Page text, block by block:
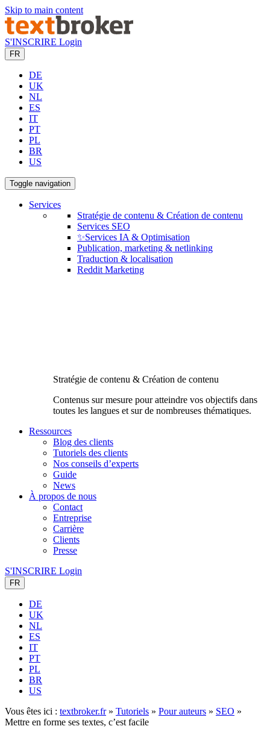
Skip to main content
S'INSCRIRE Login
FR
DE
UK
NL
ES
IT
PT
PL
BR
US
Toggle navigation
Services
Stratégie de contenu & Création de contenu
Services SEO
✨Services IA & Optimisation
Publication, marketing & netlinking
Traduction & localisation
Reddit Marketing
Stratégie de contenu & Création de contenu
Contenus sur mesure pour atteindre vos objectifs dans
toutes les langues et sur de nombreuses thématiques.
Ressources
Blog des clients
Tutoriels des clients
Nos conseils d’experts
Guide
News
À propos de nous
Contact
Entreprise
Carrière
Clients
Presse
S'INSCRIRE Login
FR
DE
UK
NL
ES
IT
PT
PL
BR
US
Vous êtes ici : textbroker.fr» Tutoriels » Pour auteurs » SEO »
Mettre en forme ses textes, c’est facile